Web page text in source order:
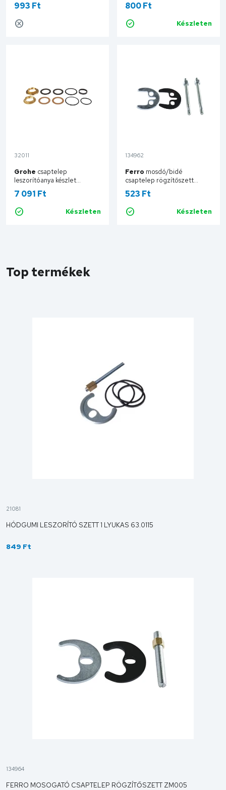
993 Ft 800 Ft
Készleten
Kosárba
32011
Grohe csaptelep
leszorítóanya készlet
45025000
7 091 Ft
Készleten
Kosárba
134962
Ferro mosdó/bidé
csaptelep rögzítőszett
ZM002
523 Ft
Készleten
Kosárba
Top termékek
21081
HÓDGUMI LESZORÍTÓ SZETT 1 LYUKAS 63.0115
849 Ft
134964
FERRO MOSOGATÓ CSAPTELEP RÖGZÍTŐSZETT ZM005